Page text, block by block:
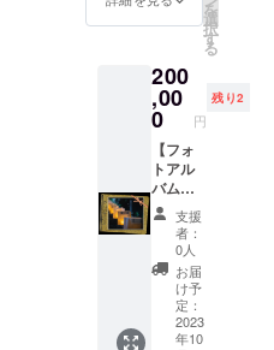
※ネット
ワーク
スや企
業イ
メージ
が相違
する場
合等、
掲載を
お断り
させて
いただ
く場合
があり
ます。
お断り
させて
けの花
さん作
の灯篭
お送り
しま
す。 ※
１～
３ヶ月
程度お
待ちい
ただけ
ればと
思いま
す。 ※
画像
は、イ
メージ
枠で
す。
内にあ
なたの
企業名
を掲載
いたし
ます。
※掲載サ
イズ
は、A1
サイズ
（841㎜
×594
㎜）で
す。 ※
掲載方
を
選
択
す
る
200
,00
0 円
残り2
【フォ
トアル
バム
（動画
お礼
メッ
セージ
き）、
たけの
花作品
支援
者：
0人
お届
け予
定：
2023
年10